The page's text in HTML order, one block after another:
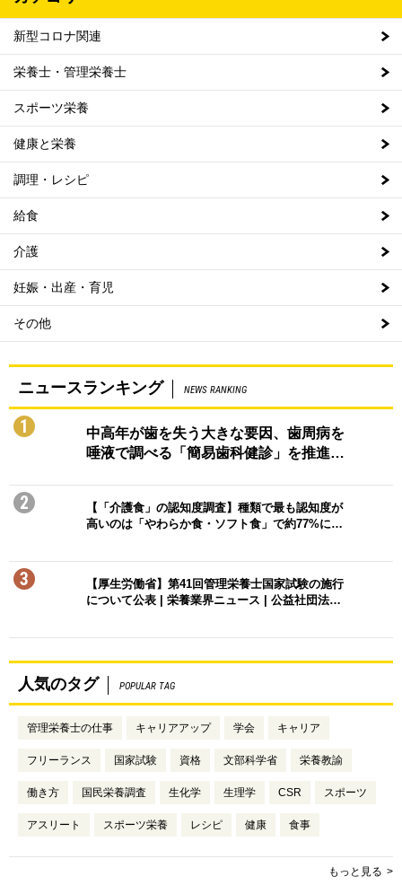
新型コロナ関連
栄養士・管理栄養士
スポーツ栄養
健康と栄養
調理・レシピ
給食
介護
妊娠・出産・育児
その他
ニュースランキング NEWS RANKING
1
中高年が歯を失う大きな要因、歯周病を
唾液で調べる「簡易歯科健診」を推進…
2
【「介護食」の認知度調査】種類で最も認知度が
高いのは「やわらか食・ソフト食」で約77%に…
3
【厚生労働省】第41回管理栄養士国家試験の施行
について公表 | 栄養業界ニュース | 公益社団法…
人気のタグ POPULAR TAG
管理栄養士の仕事 キャリアアップ 学会 キャリア
フリーランス 国家試験 資格 文部科学省 栄養教諭
働き方 国民栄養調査 生化学 生理学 CSR スポーツ
アスリート スポーツ栄養 レシピ 健康 食事
もっと見る